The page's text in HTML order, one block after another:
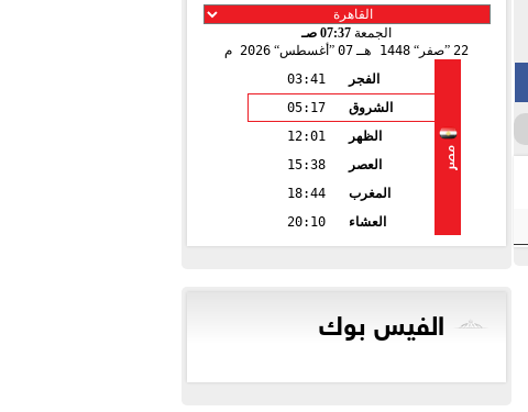
الجمعة 07:37 صـ
22 صفر 1448 هـ 07 أغسطس 2026 م
مصر
الفجر
03:41
الشروق
05:17
الظهر
12:01
العصر
15:38
المغرب
18:44
العشاء
20:10
الفيس بوك